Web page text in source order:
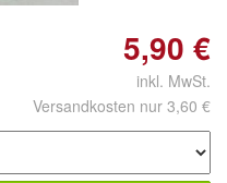
5,90 €
inkl. MwSt.
Versandkosten nur 3,60 €